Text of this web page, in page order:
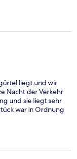
liegt und wir
Nacht der Verkehr
und sie liegt sehr
war in Ordnung